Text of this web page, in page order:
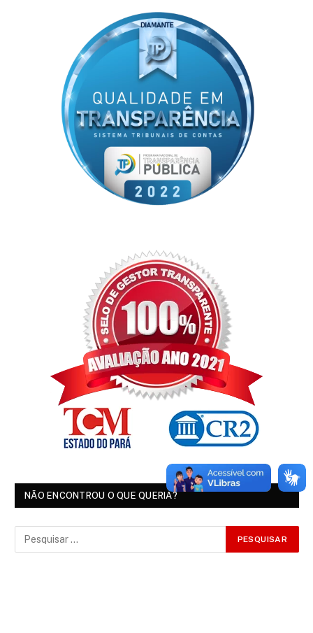
NÃO ENCONTROU O QUE QUERIA?